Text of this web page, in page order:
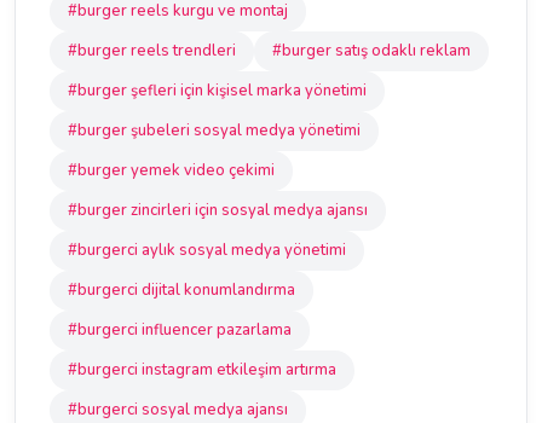
#burger reels kurgu ve montaj
#burger reels trendleri
#burger satış odaklı reklam
#burger şefleri için kişisel marka yönetimi
#burger şubeleri sosyal medya yönetimi
#burger yemek video çekimi
#burger zincirleri için sosyal medya ajansı
#burgerci aylık sosyal medya yönetimi
#burgerci dijital konumlandırma
#burgerci influencer pazarlama
#burgerci instagram etkileşim artırma
#burgerci sosyal medya ajansı